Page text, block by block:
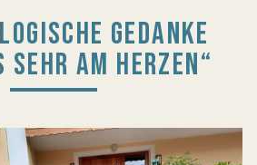
GEDANKE
SEHR AM HERZEN“